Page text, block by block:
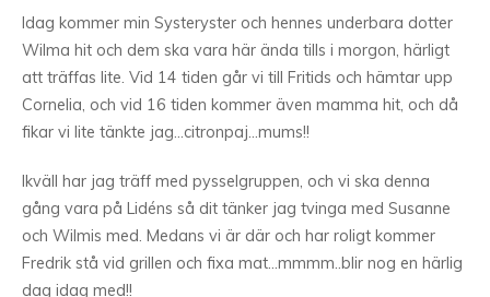
Idag kommer min Systeryster och hennes underbara dotter
Wilma hit och dem ska vara här ända tills i morgon, härligt
att träffas lite. Vid 14 tiden går vi till Fritids och hämtar upp
Cornelia, och vid 16 tiden kommer även mamma hit, och då
fikar vi lite tänkte jag…citronpaj…mums!!
Ikväll har jag träff med pysselgruppen, och vi ska denna
gång vara på Lidéns så dit tänker jag tvinga med Susanne
och Wilmis med. Medans vi är där och har roligt kommer
Fredrik stå vid grillen och fixa mat…mmmm..blir nog en härlig
dag idag med!!